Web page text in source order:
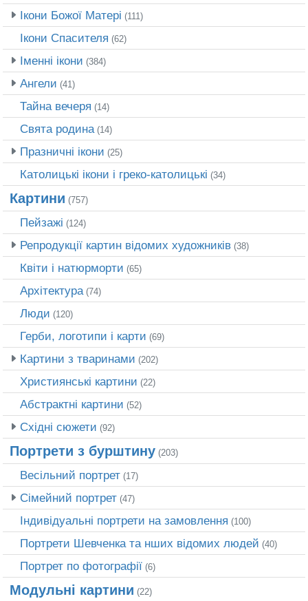
Ікони Божої Матері (111)
Ікони Спасителя (62)
Іменні ікони (384)
Ангели (41)
Тайна вечеря (14)
Свята родина (14)
Празничні ікони (25)
Католицькі ікони і греко-католицькі (34)
Картини (757)
Пейзажі (124)
Репродукції картин відомих художників (38)
Квіти і натюрморти (65)
Архітектура (74)
Люди (120)
Герби, логотипи і карти (69)
Картини з тваринами (202)
Християнські картини (22)
Абстрактні картини (52)
Східні сюжети (92)
Портрети з бурштину (203)
Весільний портрет (17)
Сімейний портрет (47)
Індивідуальні портрети на замовлення (100)
Портрети Шевченка та нших відомих людей (40)
Портрет по фотографії (6)
Модульні картини (22)